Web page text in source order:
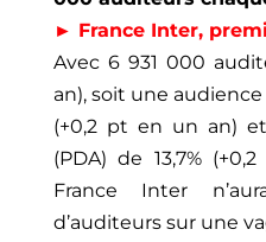
► France Inter,
Avec 6 931 000
an), soit une audience
(+0,2 pt en un an)
(PDA) de 13,7%
France Inter
d’auditeurs sur une